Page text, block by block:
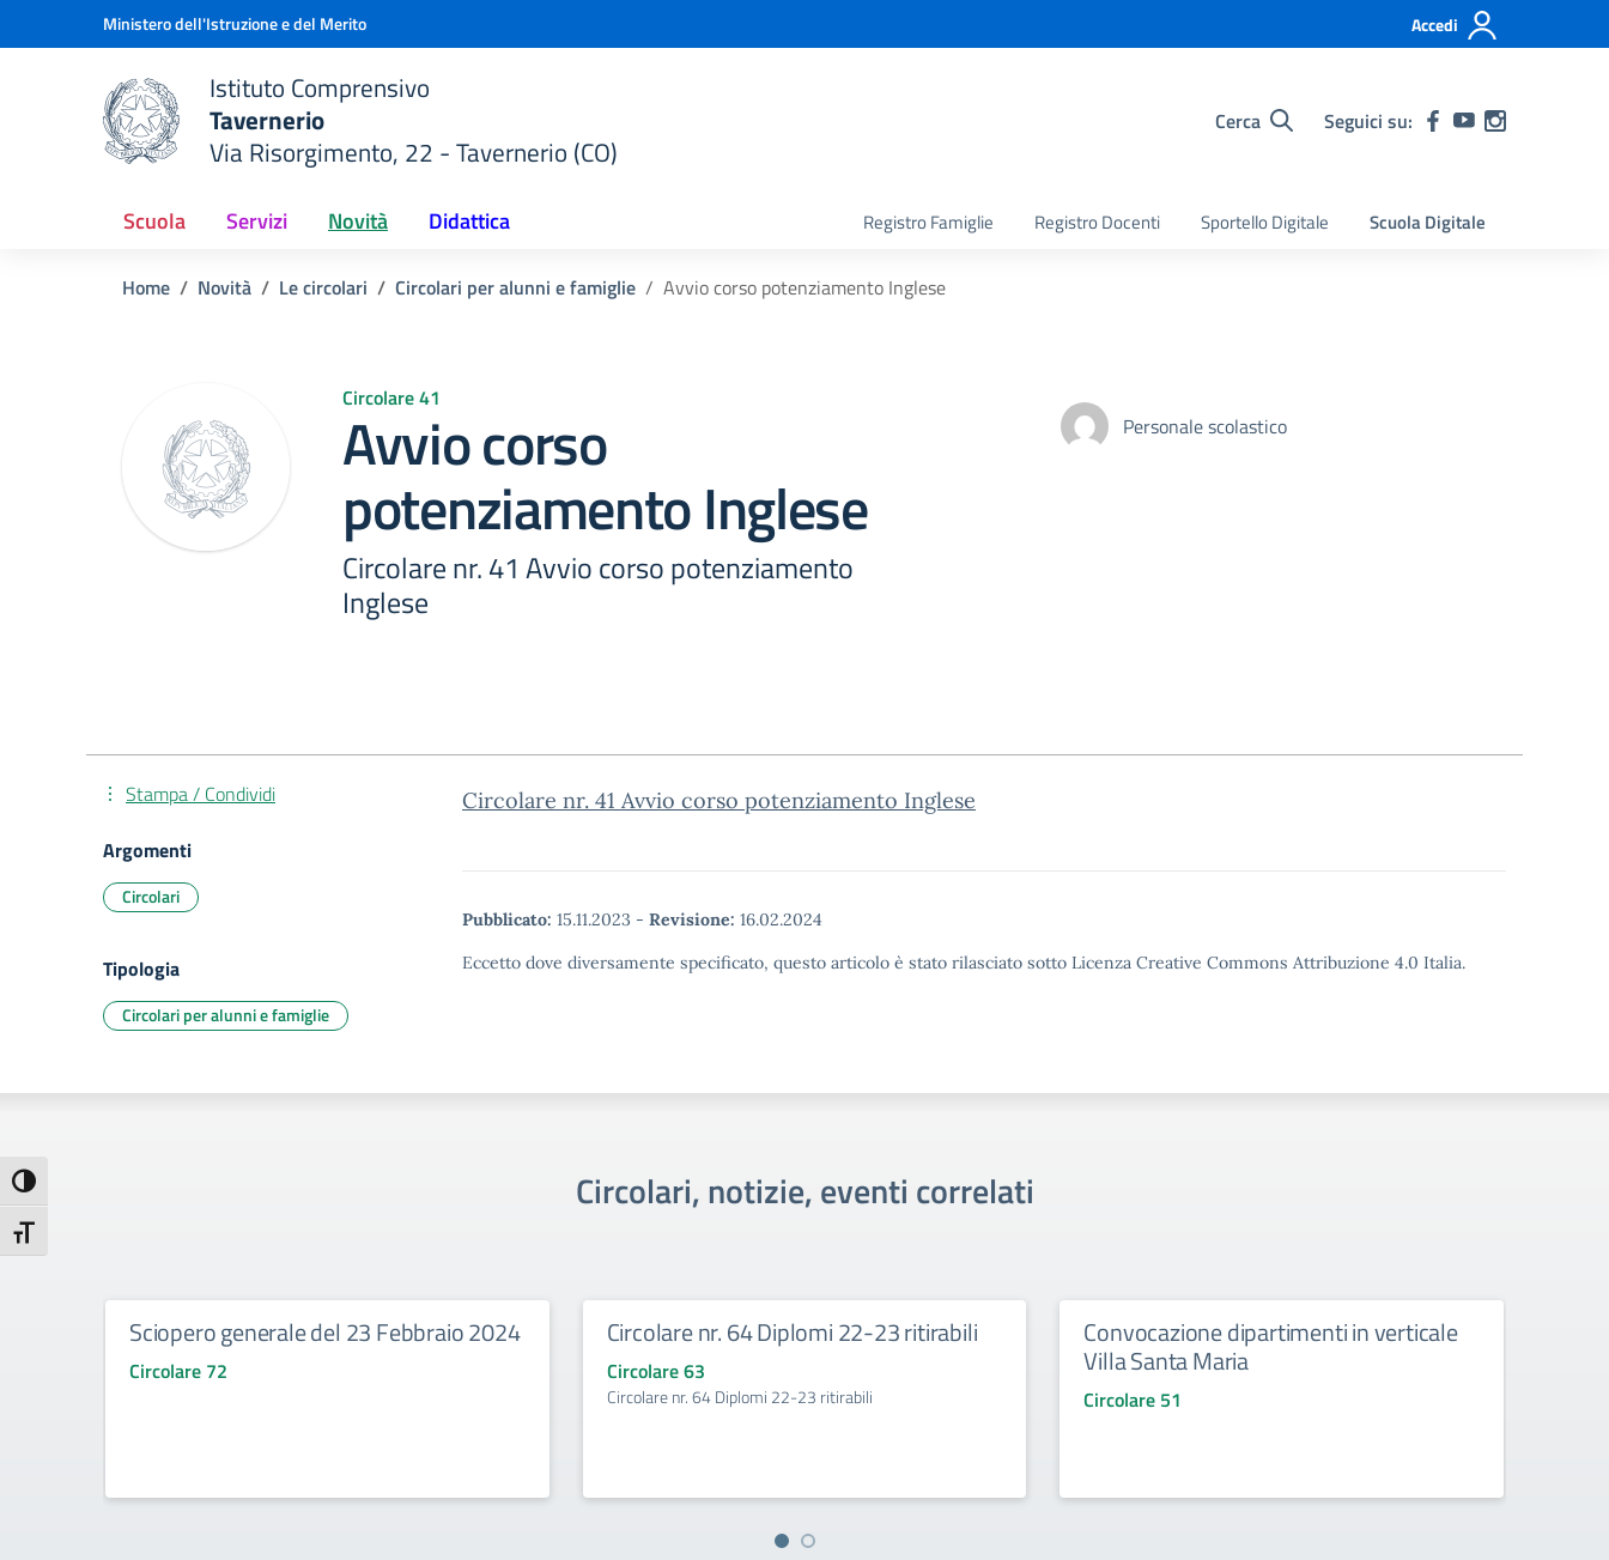
Attiva/disattiva alto contrasto
Attiva/disattiva dimensione testo
Vai ai contenuti
Vai al menu di navigazioneMinistero dell'Istruzione e del Merito Accedi
scuola
Istituto Comprensivo
Tavernerio
Via Risorgimento, 22 - Tavernerio (CO)
Cerca Seguici su:
Scuola Servizi Novità Didattica Registro Famiglie Registro Docenti Sportello Digitale Scuola Digitale
Home Novità Le circolari Circolari per alunni e famiglie Avvio corso potenziamento Inglese
Circolare 41
Avvio corso
potenziamento Inglese
Circolare nr. 41 Avvio corso potenziamento
Inglese
Personale scolastico
Circolare nr. 41 Avvio corso potenziamento Inglese
Pubblicato: 15.11.2023 - Revisione: 16.02.2024
Eccetto dove diversamente specificato, questo articolo è stato rilasciato sotto Licenza Creative Commons Attribuzione 4.0 Italia.
Stampa / Condividi
Argomenti
Circolari
Tipologia
Circolari per alunni e famiglie
Circolari, notizie, eventi correlati
Sciopero generale del 23 Febbraio 2024
Circolare 72
Circolare nr. 64 Diplomi 22-23 ritirabili
Circolare 63
Circolare nr. 64 Diplomi 22-23 ritirabili
Convocazione dipartimenti in verticale
Villa Santa Maria
Circolare 51